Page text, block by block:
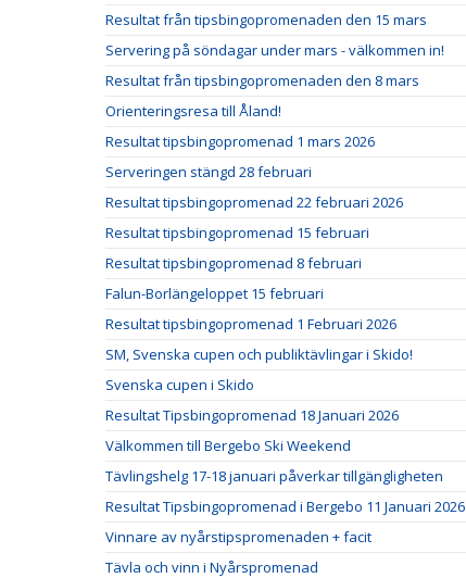
Resultat från tipsbingopromenaden den 15 mars
Servering på söndagar under mars - välkommen in!
Resultat från tipsbingopromenaden den 8 mars
Orienteringsresa till Åland!
Resultat tipsbingopromenad 1 mars 2026
Serveringen stängd 28 februari
Resultat tipsbingopromenad 22 februari 2026
Resultat tipsbingopromenad 15 februari
Resultat tipsbingopromenad 8 februari
Falun-Borlängeloppet 15 februari
Resultat tipsbingopromenad 1 Februari 2026
SM, Svenska cupen och publiktävlingar i Skido!
Svenska cupen i Skido
Resultat Tipsbingopromenad 18 Januari 2026
Välkommen till Bergebo Ski Weekend
Tävlingshelg 17-18 januari påverkar tillgängligheten
Resultat Tipsbingopromenad i Bergebo 11 Januari 2026
Vinnare av nyårstipspromenaden + facit
Tävla och vinn i Nyårspromenad